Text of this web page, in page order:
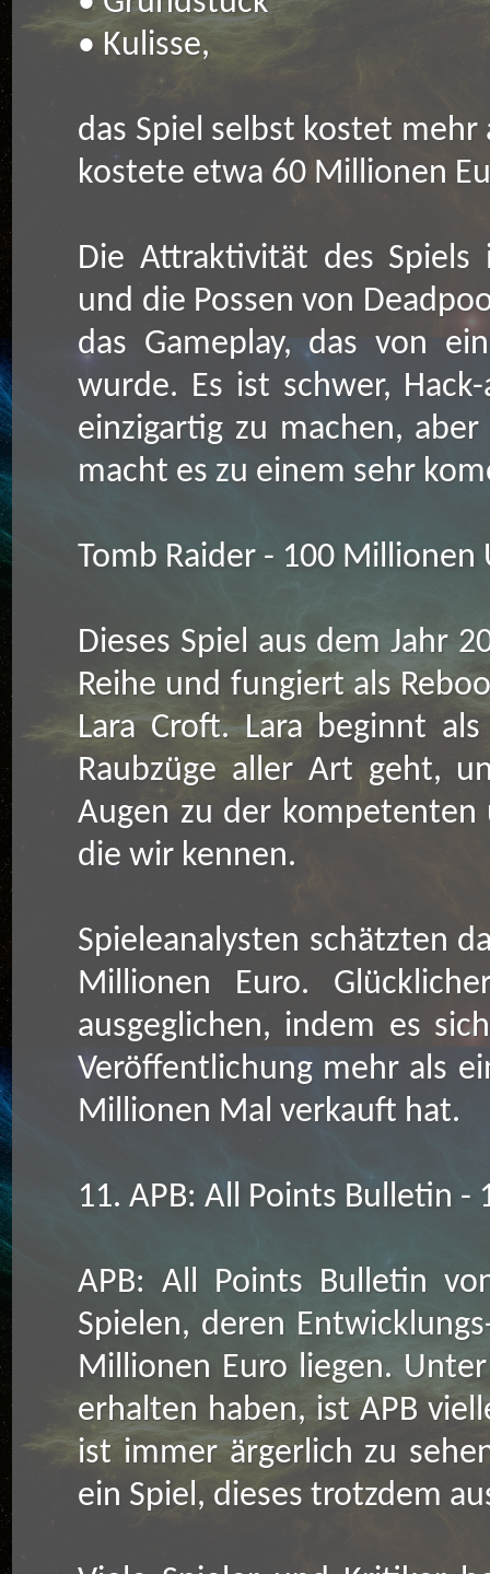
• Kulisse,
das Spiel selbst kostet
kostete etwa 60 Millionen
Die Attraktivität des Spiels
und die Possen von
das Gameplay, das von
wurde. Es ist schwer,
einzigartig zu machen,
macht es zu einem sehr
Tomb Raider - 100 Millionen
Dieses Spiel aus dem Jahr
Reihe und fungiert als
Lara Croft. Lara beginnt
Raubzüge aller Art geht,
Augen zu der
die wir kennen.
Spieleanalysten schätzten
Millionen Euro.
ausgeglichen, indem es
Veröffentlichung mehr als
Millionen Mal verkauft hat.
11. APB: All Points Bulletin -
APB: All Points Bulletin
Spielen, deren
Millionen Euro liegen.
erhalten haben, ist APB
ist immer ärgerlich zu
ein Spiel, dieses trotzdem